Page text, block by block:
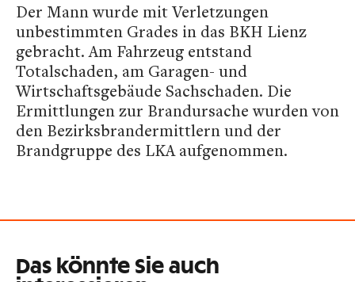
Der Mann wurde mit Verletzungen
unbestimmten Grades in das BKH Lienz
gebracht. Am Fahrzeug entstand
Totalschaden, am Garagen- und
Wirtschaftsgebäude Sachschaden. Die
Ermittlungen zur Brandursache wurden von
den Bezirksbrandermittlern und der
Brandgruppe des LKA aufgenommen.
Das könnte Sie auch